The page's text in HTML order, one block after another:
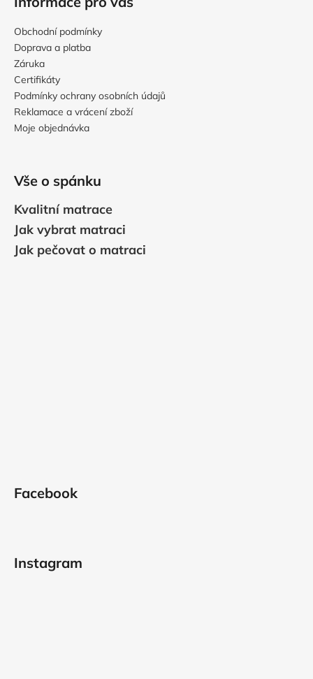
Obchodní podmínky
Doprava a platba
Záruka
Certifikáty
Podmínky ochrany osobních údajů
Reklamace a vrácení zboží
Moje objednávka
Vše o spánku
Kvalitní matrace
Jak vybrat matraci
Jak pečovat o matraci
Facebook
Instagram